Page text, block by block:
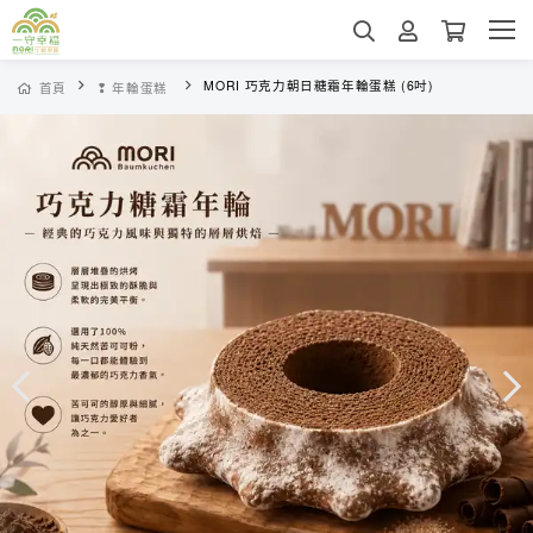
首頁 ❢ 年輪蛋糕 MORI 巧克力朝日糖霜年輪蛋糕 (6吋)